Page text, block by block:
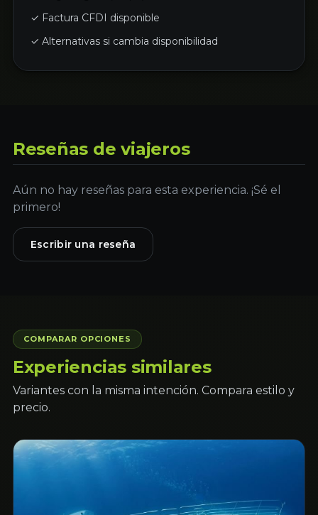
✓ Factura CFDI disponible
✓ Alternativas si cambia disponibilidad
Reseñas de viajeros
Aún no hay reseñas para esta experiencia. ¡Sé el
primero!
Escribir una reseña
COMPARAR OPCIONES
Experiencias similares
Variantes con la misma intención. Compara estilo y
precio.